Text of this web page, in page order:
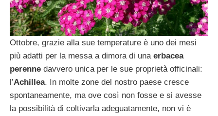
Ottobre, grazie alla sue temperature è uno dei mesi
più adatti per la messa a dimora di una erbacea
perenne davvero unica per le sue proprietà officinali:
l’Achillea. In molte zone del nostro paese cresce
spontaneamente, ma ove così non fosse e si avesse
la possibilità di coltivarla adeguatamente, non vi è